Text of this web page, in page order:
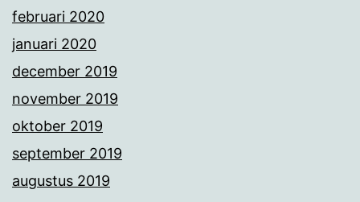
februari 2020
januari 2020
december 2019
november 2019
oktober 2019
september 2019
augustus 2019